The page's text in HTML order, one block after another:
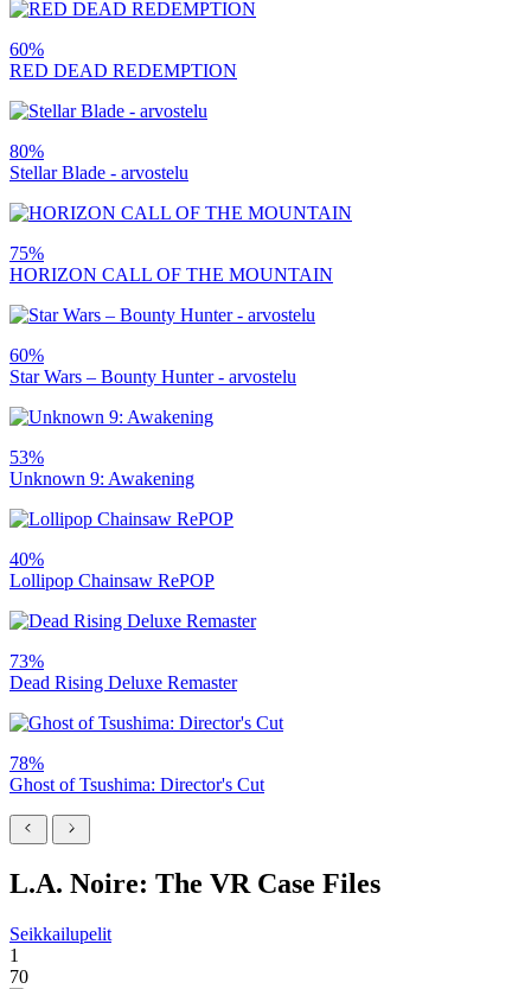
60%
RED DEAD REDEMPTION
80%
Stellar Blade - arvostelu
75%
HORIZON CALL OF THE MOUNTAIN
60%
Star Wars – Bounty Hunter - arvostelu
53%
Unknown 9: Awakening
40%
Lollipop Chainsaw RePOP
73%
Dead Rising Deluxe Remaster
78%
Ghost of Tsushima: Director's Cut
L.A. Noire: The VR Case Files
Seikkailupelit
1
70